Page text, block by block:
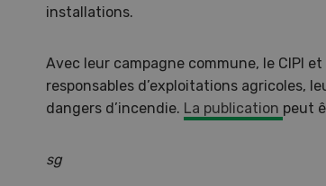
installations.
Avec leur campagne commune, le CIPI
responsables d’exploitations agricoles,
dangers d’incendie. La publication peut
sg
Une ferme entre de nouvelles
mains
Une ferme entre de